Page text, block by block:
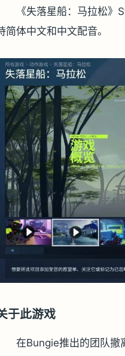
《失落星船：马拉松
简体中文和中文配音。
于此游戏
在Bungie推出的团队撤